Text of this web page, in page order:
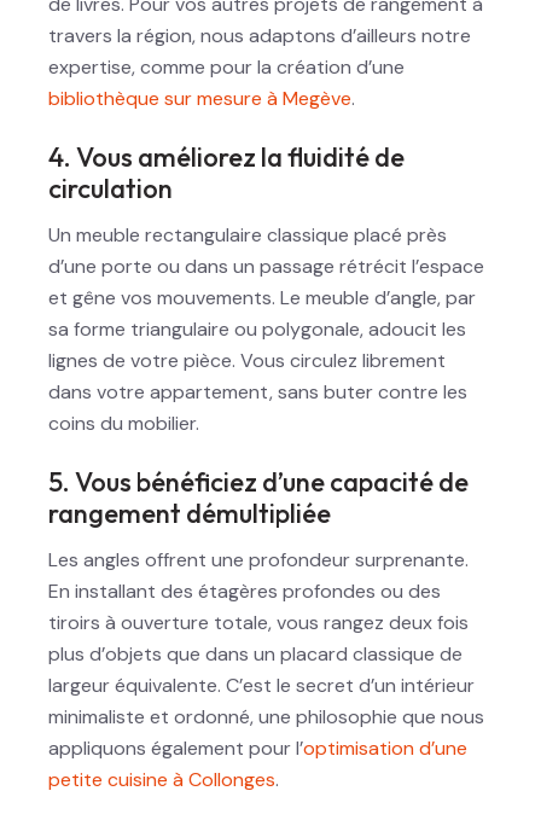
travers la région, nous adaptons d’ailleurs notre
expertise, comme pour la création d’une
bibliothèque sur mesure à Megève.
4. Vous améliorez la fluidité de
circulation
Un meuble rectangulaire classique placé près
d’une porte ou dans un passage rétrécit l’espace
et gêne vos mouvements. Le meuble d’angle, par
sa forme triangulaire ou polygonale, adoucit les
lignes de votre pièce. Vous circulez librement
dans votre appartement, sans buter contre les
coins du mobilier.
5. Vous bénéficiez d’une capacité de
rangement démultipliée
Les angles offrent une profondeur surprenante.
En installant des étagères profondes ou des
tiroirs à ouverture totale, vous rangez deux fois
plus d’objets que dans un placard classique de
largeur équivalente. C’est le secret d’un intérieur
minimaliste et ordonné, une philosophie que nous
appliquons également pour l’optimisation d’une
petite cuisine à Collonges.